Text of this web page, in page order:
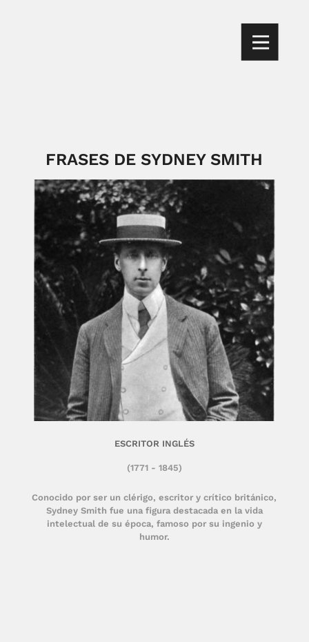
FRASES DE SYDNEY SMITH
Conocido por ser un clérigo, escritor y crítico británico,
Sydney Smith fue una figura destacada en la vida
intelectual de su época, famoso por su ingenio y
humor.
(1771 - 1845)
ESCRITOR INGLÉS